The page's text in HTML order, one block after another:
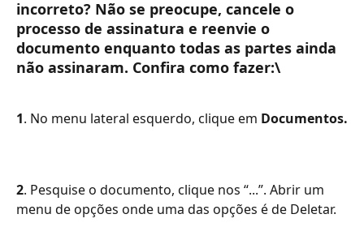
incorreto? Não se preocupe, cancele o
processo de assinatura e reenvie o
documento enquanto todas as partes ainda
não assinaram. Confira como fazer:\
1. No menu lateral esquerdo, clique em Documentos.
2. Pesquise o documento, clique nos “...”. Abrir um
menu de opções onde uma das opções é de Deletar.